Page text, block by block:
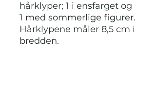
hårklyper; 1 i ensfarget og
1 med sommerlige figurer.
Hårklypene måler 8,5 cm i
bredden.